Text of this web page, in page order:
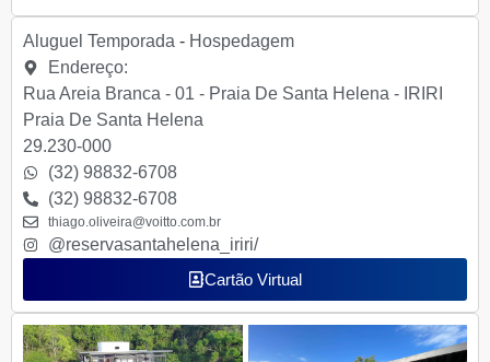
Aluguel Temporada - Hospedagem
Endereço:
Rua Areia Branca - 01 - Praia De Santa Helena - IRIRI
Praia De Santa Helena
29.230-000
(32) 98832-6708
(32) 98832-6708
thiago.oliveira@voitto.com.br
@reservasantahelena_iriri/
Cartão Virtual